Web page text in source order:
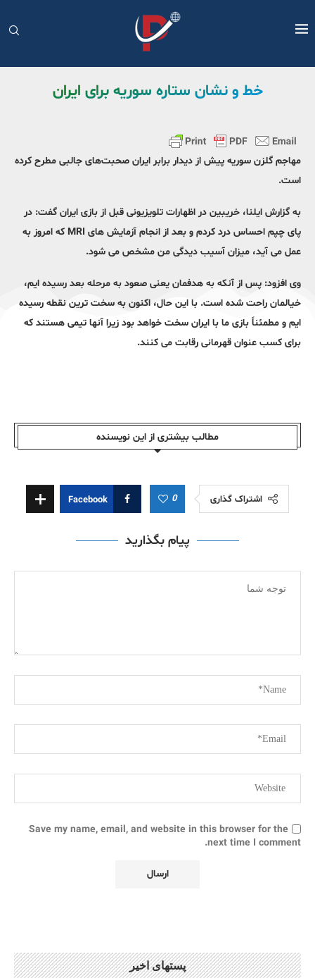
خط و نشان ستاره سوریه برای ایران
مهاجم گلزن سوریه پیش از دیدار برابر ایران صحبت‌های جالبی مطرح کرده
است.
به گزارش ایلنا، خریبین در اظهارات تلویزیونی قبل از بازی ایران گفت: در
پای چپم احساس درد کردم و بعد از انجام آزمایش های MRI که امروز به
عمل می آید، میزان آسیب دیدگی من مشخص می شود.
وی افزود: پس از آنکه به هدفمان یعنی صعود به مرحله بعد رسیده ایم،
خیالمان راحت شده است. با این حال، اکنون به سخت ترین نقطه رسیده
ایم و مطمئناً بازی ما با ایران سخت خواهد بود زیرا آنها تیمی هستند که
برای کسب عنوان قهرمانی رقابت می کنند.
مطالب بیشتری از این نویسندە
اشتراک گذاری 0
Facebook
پیام بگذارید
Save my name, email, and website in this browser for the
next time I comment.
پستهای اخیر